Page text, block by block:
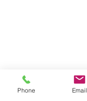
Phone Email